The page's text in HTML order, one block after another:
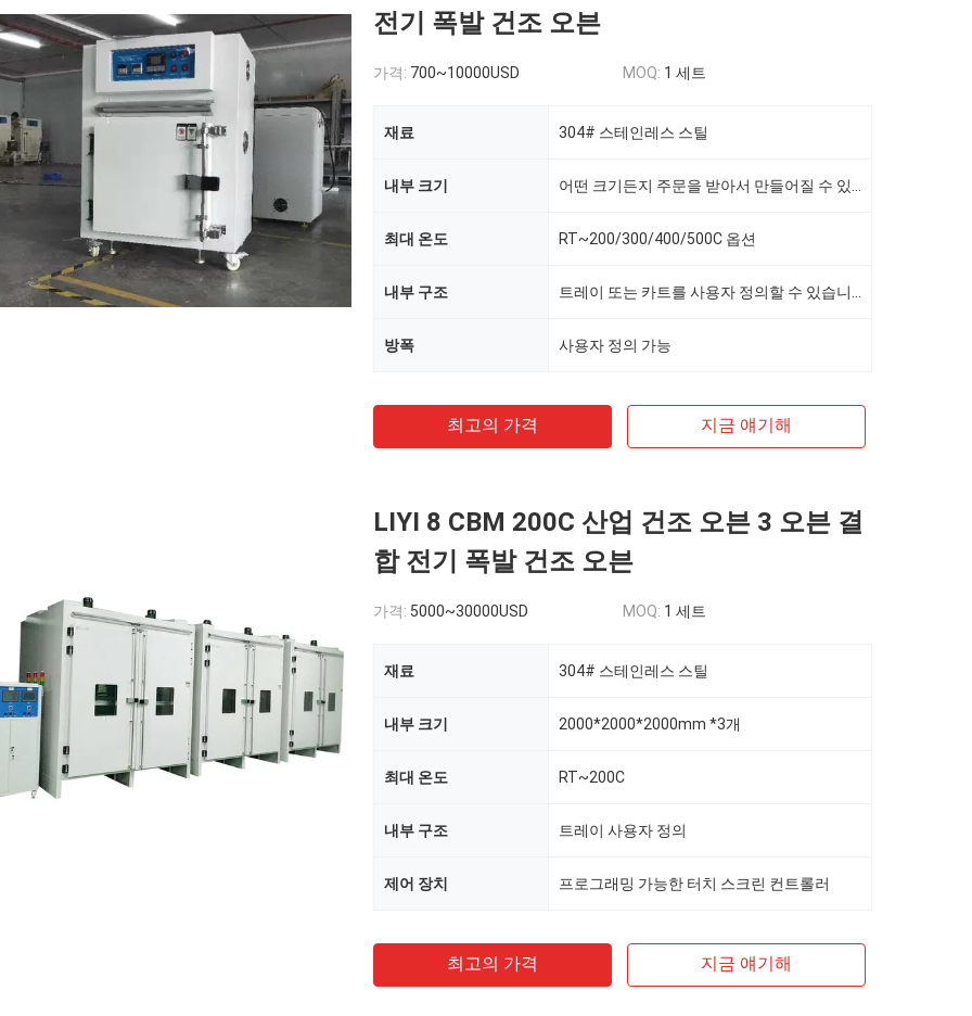
전기 폭발 건조 오븐
가격: 700~10000USD MOQ: 1 세트
재료 304# 스테인레스 스틸
내부 크기
최대 온도 RT~200/300/400/500C 옵션
내부 구조
방폭 사용자 정의 가능
최고의 가격 지금 얘기해
LIYI 8 CBM 200C 산업 건조 오븐 3 오븐 결
합 전기 폭발 건조 오븐
가격: 5000~30000USD MOQ: 1 세트
재료 304# 스테인레스 스틸
내부 크기 2000*2000*2000mm *3개
최대 온도 RT~200C
내부 구조 트레이 사용자 정의
제어 장치 프로그래밍 가능한 터치 스크린 컨트롤러
최고의 가격 지금 얘기해